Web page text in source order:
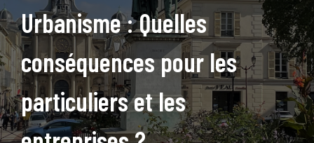
Urbanisme : Quelles
conséquences pour les
particuliers et les